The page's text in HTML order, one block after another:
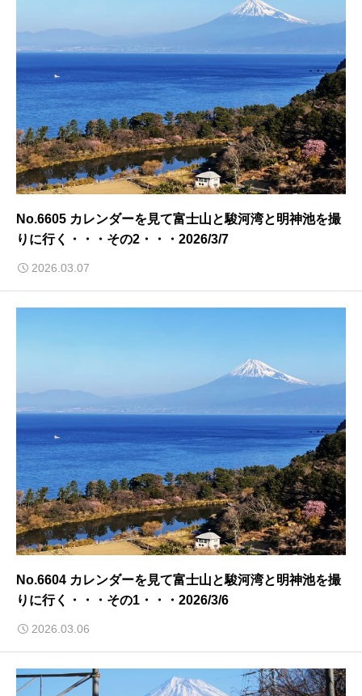
No.6605 カレンダーを見て富士山と駿河湾と明神池を撮
りに行く・・・その2・・・2026/3/7
2026.03.07
No.6604 カレンダーを見て富士山と駿河湾と明神池を撮
りに行く・・・その1・・・2026/3/6
2026.03.06